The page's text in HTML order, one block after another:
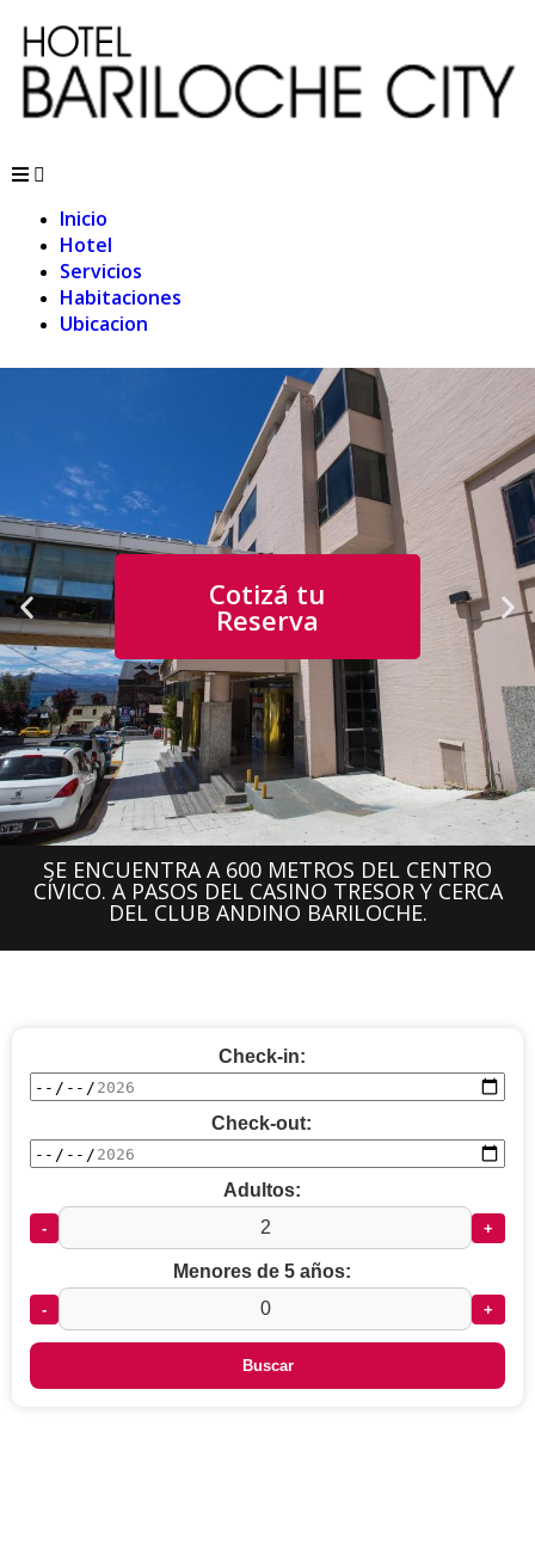
Inicio
Hotel
Servicios
Habitaciones
Ubicacion
Cotizá tu
Reserva
SE ENCUENTRA A 600 METROS DEL CENTRO
CÍVICO. A PASOS DEL CASINO TRESOR Y CERCA
DEL CLUB ANDINO BARILOCHE.
Check-in:
Check-out:
Adultos:
- +
Menores de 5 años:
- +